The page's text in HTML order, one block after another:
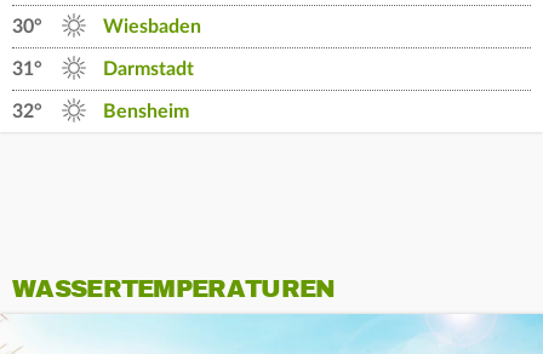
30° Wiesbaden
31° Darmstadt
32° Bensheim
WASSERTEMPERATUREN